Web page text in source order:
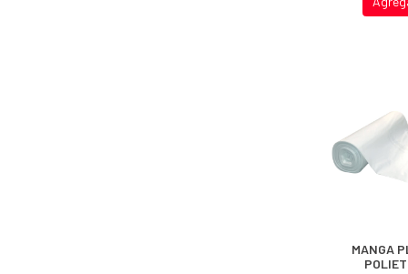
MANGA